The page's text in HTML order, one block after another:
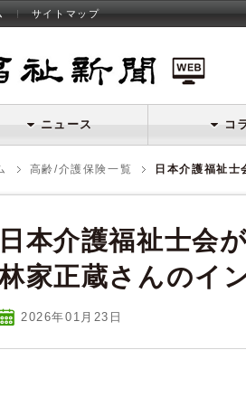
サイトマップ
ニュース コ
高齢/介護保険一覧 日本介護福祉
日本介護福祉士会
家正蔵さんのイ
2026年01 月 23 日